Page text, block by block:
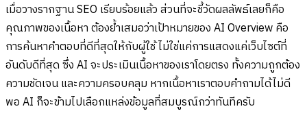
เมื่อวางรากฐาน SEO เรียบร้อยแล้ว ส่วนที่จะชี้วัดผลลัพธ์เลยก็คือ
คุณภาพของเนื้อหา ต้องย้ำเสมอว่าเป้าหมายของ AI Overview คือ
การค้นหาคำตอบที่ดีที่สุดให้กับผู้ใช้ ไม่ใช่แค่การแสดงแค่เว็บไซต์ที่
อันดับดีที่สุด ซึ่ง AI จะประเมินเนื้อหาของเราโดยตรง ทั้งความถูกต้อง
ความชัดเจน และความครอบคลุม หากเนื้อหาเราตอบคำถามได้ไม่ดี
พอ AI ก็จะข้ามไปเลือกแหล่งข้อมูลที่สมบูรณ์กว่าทันทีครับ